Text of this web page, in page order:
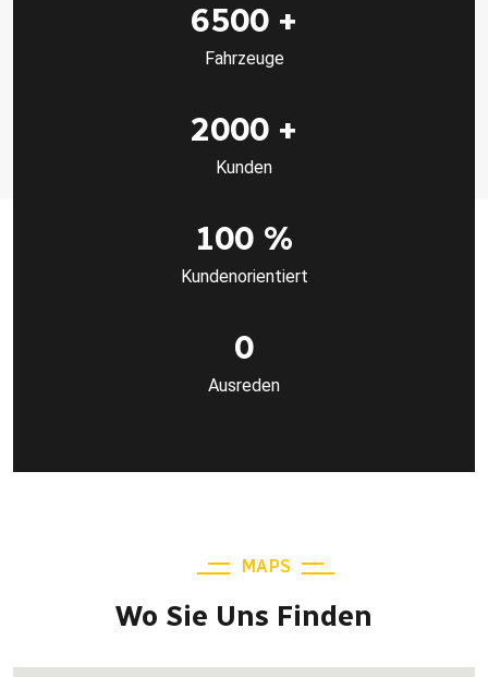
6500 +
Fahrzeuge
2000 +
Kunden
100%
Kundenorientiert
0
Ausreden
MAPS
Wo Sie Uns Finden